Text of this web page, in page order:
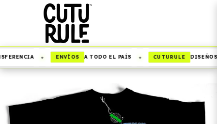
ENVÍOS A TODO EL PAÍS CUTURULE DISEÑOS